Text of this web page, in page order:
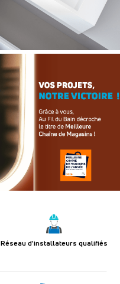
Réseau d'installateurs qualifiés